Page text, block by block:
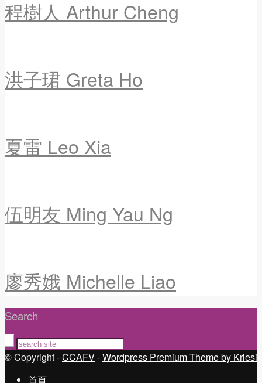
程樹人 Arthur Cheng
洪子珺 Greta Ho
夏雷 Leo Xia
伍明友 Ming Yau Ng
廖秀娥 Michelle Liao
Search
© Copyright -CCAFV-Wordpress Premium Theme by Kriesi
首頁